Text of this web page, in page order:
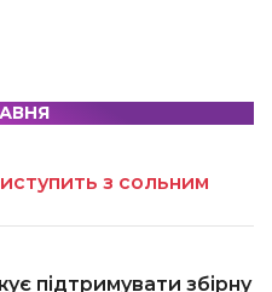
з сольним
підтримувати збірну